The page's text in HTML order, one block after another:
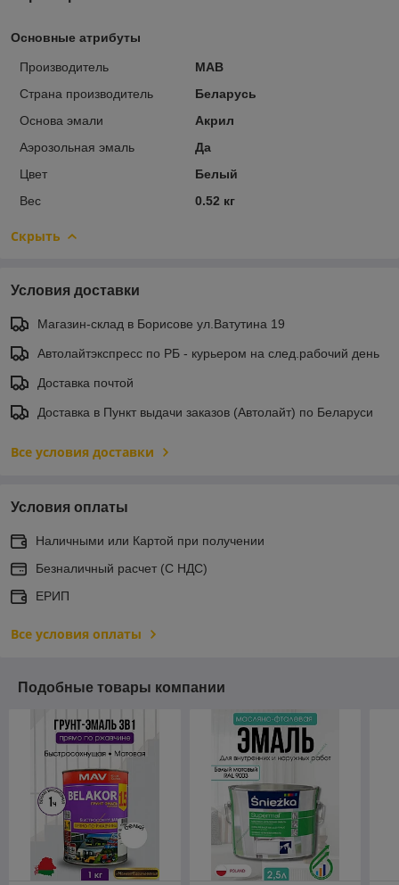
Основные атрибуты
Производитель
МАВ
Страна производитель
Беларусь
Основа эмали
Акрил
Аэрозольная эмаль
Да
Цвет
Белый
Вес
0.52 кг
Скрыть
Условия доставки
Магазин-склад в Борисове ул.Ватутина 19
Автолайтэкспресс по РБ - курьером на след.рабочий день
Доставка почтой
Доставка в Пункт выдачи заказов (Автолайт) по Беларуси
Все условия доставки
Условия оплаты
Наличными или Картой при получении
Безналичный расчет (С НДС)
ЕРИП
Все условия оплаты
Подобные товары компании